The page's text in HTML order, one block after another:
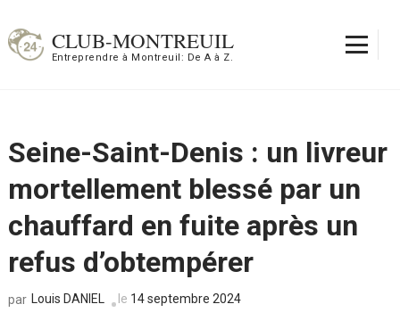
au
contenu
CLUB-MONTREUIL
Entreprendre à Montreuil: De A à Z.
Seine-Saint-Denis : un livreur
mortellement blessé par un
chauffard en fuite après un
refus d’obtempérer
par Louis DANIEL le 14 septembre 2024